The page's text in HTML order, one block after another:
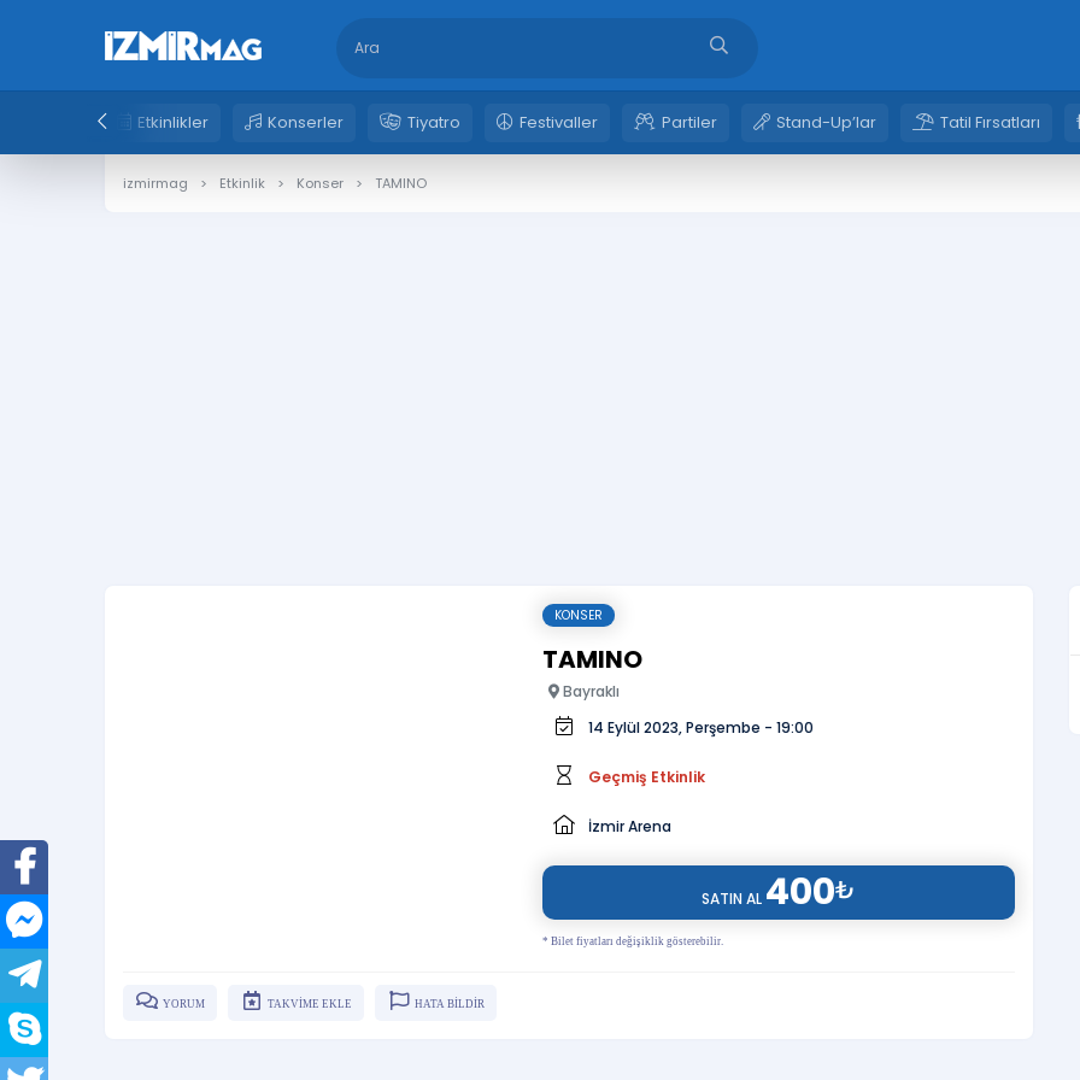
Etkinlikler Konserler Tiyatro Festivaller Partiler Stand-Up’lar Tatil Fırsatları
izmirmag Etkinlik Konser TAMINO
KONSER
TAMINO
Bayraklı
14 Eylül 2023, Perşembe - 19:00
Geçmiş Etkinlik
İzmir Arena
SATIN AL 400₺
* Bilet fiyatları değişiklik gösterebilir.
YORUM TAKVİME EKLE HATA BİLDİR